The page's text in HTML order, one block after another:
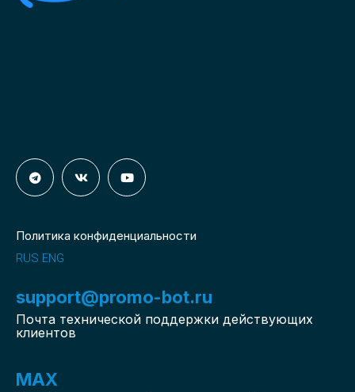
Политика конфиденциальности
RUS ENG
support@promo-bot.ru
Почта технической поддержки действующих
клиентов
MAX